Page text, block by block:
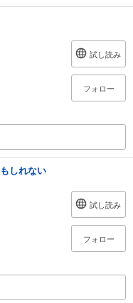
試し読み
フォロー
しれない
試し読み
フォロー